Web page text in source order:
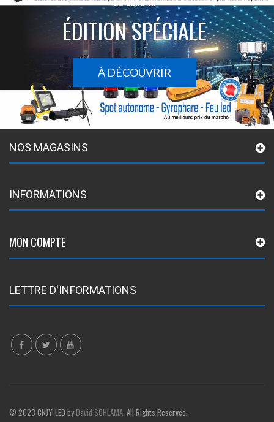
ÉDITION SPÉCIALE
À DÉCOUVRIR
NOS MAGASINS
INFORMATIONS
MON COMPTE
LETTRE D'INFORMATIONS
© 2023 CNJY-LED byDavid SCHLAMA . All Rights Reserved.